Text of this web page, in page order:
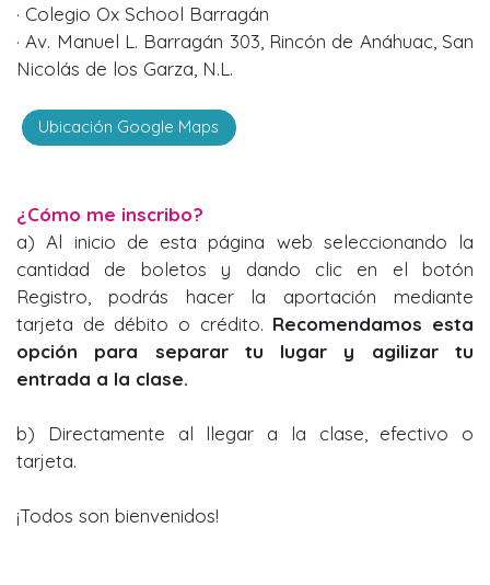
· Colegio Ox School Barragán
· Av. Manuel L. Barragán 303, Rincón de Anáhuac, San
Nicolás de los Garza, N.L.
Ubicación Google Maps
¿Cómo me inscribo?
a) Al inicio de esta página web seleccionando la
cantidad de boletos y dando clic en el botón
Registro, podrás hacer la aportación mediante
tarjeta de débito o crédito. Recomendamos esta
opción para separar tu lugar y agilizar tu
entrada a la clase.
b) Directamente al llegar a la clase, efectivo o
tarjeta.
¡Todos son bienvenidos!